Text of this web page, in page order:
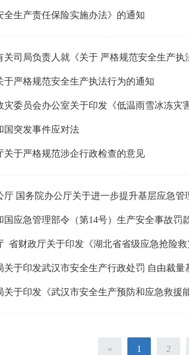
全生产责任保险实施办法》的通知
关司局负责人就《关于 严格规范安全生产执
于严格规范安全生产执法行为的通知
灾委员会办公室关于印发《低温雨雪冰冻灾
国突发事件应对法
关于严格规范涉企行政检查的意见
厅 国务院办公厅关于进一步提升基层应急管
国应急管理部令（第14号）生产安全事故罚
关于印发武汉市安全生产行政处罚 自由裁量
« 1 2